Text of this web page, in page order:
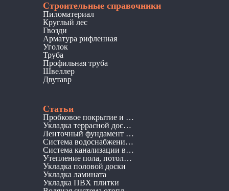
Строительные справочники
Пиломатериал
Круглый лес
Гвозди
Арматура рифленная
Уголок
Труба
Профильная труба
Швеллер
Двутавр
Статьи
Пробковое покрытие и его преимущества
Укладка террасной доски ДПК
Ленточный фундамент для дома: виды, монтаж, плюсы и минусы
Система водоснабжения частного дома
Система канализации в частном доме
Утепление пола, потолка в балочных перекрытий
Укладка половой доски
Укладка ламината
Укладка ПВХ плитки